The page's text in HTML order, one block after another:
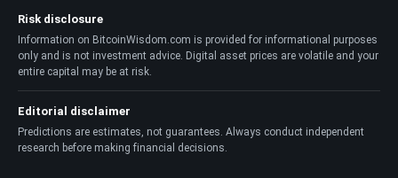
Risk disclosure
Information on BitcoinWisdom.com is provided for informational purposes
only and is not investment advice. Digital asset prices are volatile and your
entire capital may be at risk.
Editorial disclaimer
Predictions are estimates, not guarantees. Always conduct independent
research before making financial decisions.